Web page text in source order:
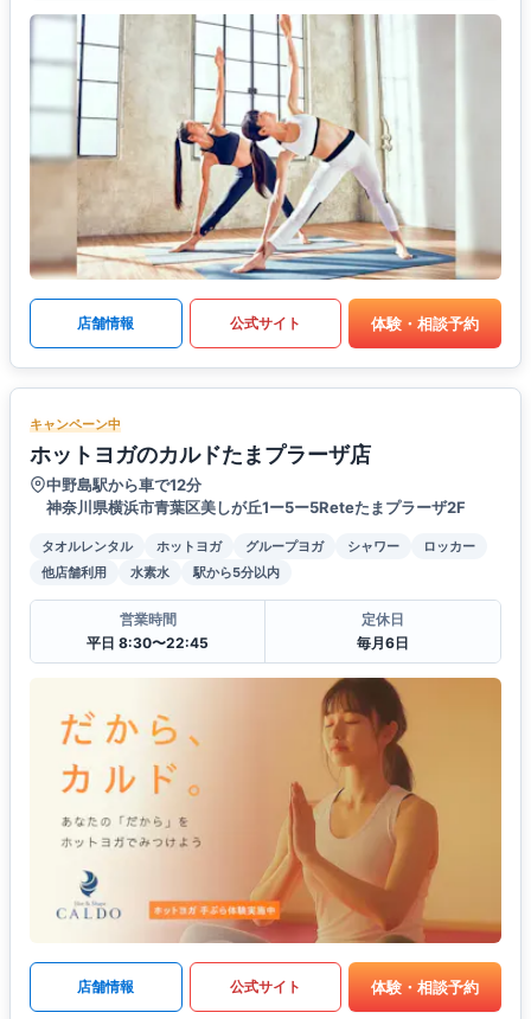
店舗情報 公式サイト 体験・相談予約
キャンペーン中
ホットヨガのカルドたまプラーザ店
中野島駅から車で12分
神奈川県横浜市青葉区美しが丘1ー5ー5Reteたまプラーザ2F
タオルレンタル ホットヨガ グループヨガ シャワー
ロッカー
他店舗利用
水素水 駅から5分以内
営業時間
平日 8:30〜22:45
定休日
毎月6日
店舗情報 公式サイト 体験・相談予約